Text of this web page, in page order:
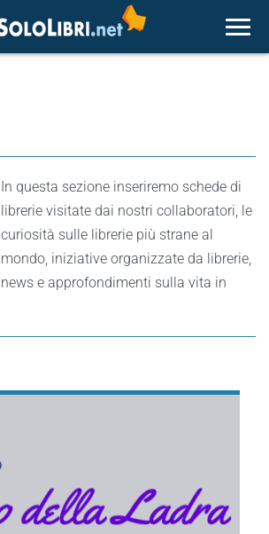
In questa sezione inseriremo schede di
librerie visitate dai nostri collaboratori, le
curiosità sulle librerie più strane al
mondo, iniziative organizzate da librerie,
news e approfondimenti sulla vita in